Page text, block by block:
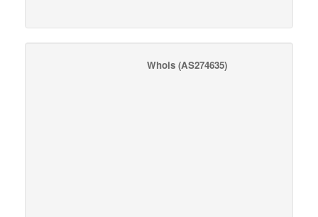
Whois (AS274635)